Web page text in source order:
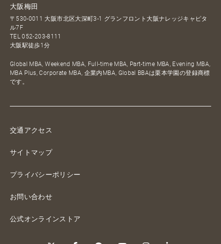
大阪梅田
〒530-0011 大阪市北区大深町3-1 グランフロント大阪ナレッジキャピタ
ル7F
TEL052-203-8111
大阪駅徒歩1分
Global MBA, Weekend MBA, Full-time MBA, Part-time MBA, Evening MBA,
MBA Plus, Corporate MBA, 企業内MBA, Global BBAは栗本学園の登録商標
です。
交通アクセス
サイトマップ
プライバシーポリシー
お問い合わせ
公式オンラインストア